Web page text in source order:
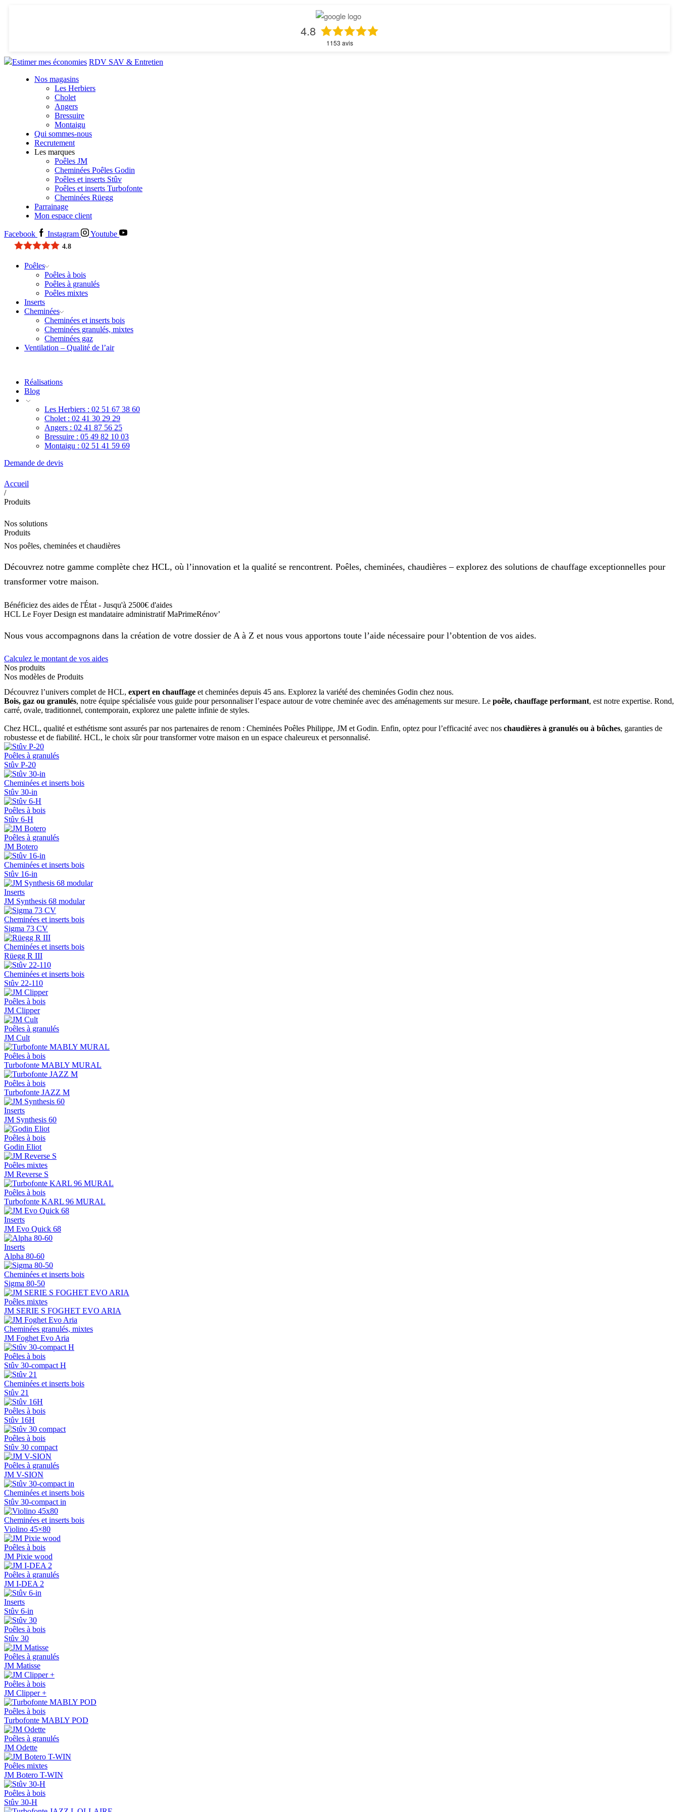
4.8
1153 avis
Estimer mes économies RDV SAV & Entretien
Nos magasins
Les Herbiers
Cholet
Angers
Bressuire
Montaigu
Qui sommes-nous
Recrutement
Les marques
Poêles JM
Cheminées Poêles Godin
Poêles et inserts Stûv
Poêles et inserts Turbofonte
Cheminées Rüegg
Parrainage
Mon espace client
Facebook Instagram Youtube
4.8
Poêles
Poêles à bois
Poêles à granulés
Poêles mixtes
Inserts
Cheminées
Cheminées et inserts bois
Cheminées granulés, mixtes
Cheminées gaz
Ventilation – Qualité de l’air
Réalisations
Blog
Les Herbiers : 02 51 67 38 60
Cholet : 02 41 30 29 29
Angers : 02 41 87 56 25
Bressuire : 05 49 82 10 03
Montaigu : 02 51 41 59 69
Demande de devis
Accueil
/
Produits
Nos solutions
Produits
Nos poêles, cheminées et chaudières
Découvrez notre gamme complète chez HCL, où l’innovation et la qualité se rencontrent. Poêles, cheminées, chaudières – explorez des solutions de chauffage exceptionnelles pour
transformer votre maison.
Bénéficiez des aides de l'État - Jusqu'à 2500€ d'aides
HCL Le Foyer Design est mandataire administratif MaPrimeRénov’
Nous vous accompagnons dans la création de votre dossier de A à Z et nous vous apportons toute l’aide nécessaire pour l’obtention de vos aides.
Calculez le montant de vos aides
Nos produits
Nos modèles de Produits
Découvrez l’univers complet de HCL, expert en chauffage et cheminées depuis 45 ans. Explorez la variété des cheminées Godin chez nous.
Bois, gaz ou granulés, notre équipe spécialisée vous guide pour personnaliser l’espace autour de votre cheminée avec des aménagements sur mesure. Le poêle, chauffage performant, est notre expertise. Rond,
carré, ovale, traditionnel, contemporain, explorez une palette infinie de styles.
Chez HCL, qualité et esthétisme sont assurés par nos partenaires de renom : Cheminées Poêles Philippe, JM et Godin. Enfin, optez pour l’efficacité avec nos chaudières à granulés ou à bûches, garanties de
robustesse et de fiabilité. HCL, le choix sûr pour transformer votre maison en un espace chaleureux et personnalisé.
Poêles à granulés
Stûv P-20
Cheminées et inserts bois
Stûv 30-in
Poêles à bois
Stûv 6-H
Poêles à granulés
JM Botero
Cheminées et inserts bois
Stûv 16-in
Inserts
JM Synthesis 68 modular
Cheminées et inserts bois
Sigma 73 CV
Cheminées et inserts bois
Rüegg R III
Cheminées et inserts bois
Stûv 22-110
Poêles à bois
JM Clipper
Poêles à granulés
JM Cult
Poêles à bois
Turbofonte MABLY MURAL
Poêles à bois
Turbofonte JAZZ M
Inserts
JM Synthesis 60
Poêles à bois
Godin Eliot
Poêles mixtes
JM Reverse S
Poêles à bois
Turbofonte KARL 96 MURAL
Inserts
JM Evo Quick 68
Inserts
Alpha 80-60
Cheminées et inserts bois
Sigma 80-50
Poêles mixtes
JM SERIE S FOGHET EVO ARIA
Cheminées granulés, mixtes
JM Foghet Evo Aria
Poêles à bois
Stûv 30-compact H
Cheminées et inserts bois
Stûv 21
Poêles à bois
Stûv 16H
Poêles à bois
Stûv 30 compact
Poêles à granulés
JM V-SION
Cheminées et inserts bois
Stûv 30-compact in
Cheminées et inserts bois
Violino 45×80
Poêles à bois
JM Pixie wood
Poêles à granulés
JM I-DEA 2
Inserts
Stûv 6-in
Poêles à bois
Stûv 30
Poêles à granulés
JM Matisse
Poêles à bois
JM Clipper +
Poêles à bois
Turbofonte MABLY POD
Poêles à granulés
JM Odette
Poêles mixtes
JM Botero T-WIN
Poêles à bois
Stûv 30-H